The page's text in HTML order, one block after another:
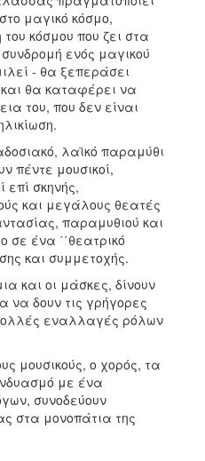
μαγικό κόσμο,
κόσμου που ζει στα
ενός μαγικού
- θα ξεπεράσει
και θα καταφέρει να
του, που δεν είναι
λαϊκό παραμύθι
πέντε μουσικοί,
επί σκηνής,
και μεγάλους θεατές
παραμυθιού και
σε ένα ΄΄θεατρικό
και συμμετοχής.
και οι μάσκες, δίνουν
να δουν τις γρήγορες
εναλλαγές ρόλων
μουσικούς, ο χορός, τα
με ένα
συνοδεύουν
στα μονοπάτια της